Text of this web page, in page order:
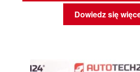
Dowiedz się